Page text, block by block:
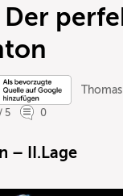
5 0
– II.Lage